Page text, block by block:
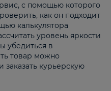
с помощью которого
как он подходит
калькулятора
уровень яркости
убедиться в
товар можно
курьерскую